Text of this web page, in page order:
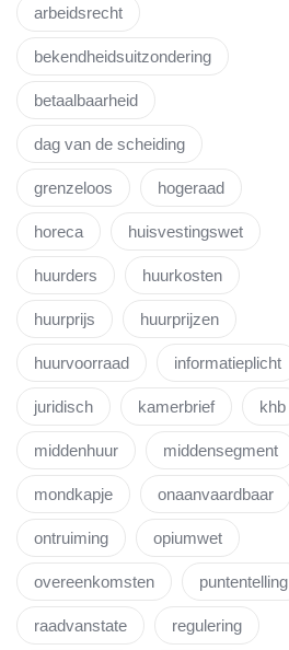
arbeidsrecht
bekendheidsuitzondering
betaalbaarheid
dag van de scheiding
grenzeloos hogeraad
horeca huisvestingswet
huurders huurkosten
huurprijs huurprijzen
huurvoorraad informatieplicht
juridisch kamerbrief khb
middenhuur middensegment
mondkapje onaanvaardbaar
ontruiming opiumwet
overeenkomsten puntentelling
raadvanstate regulering